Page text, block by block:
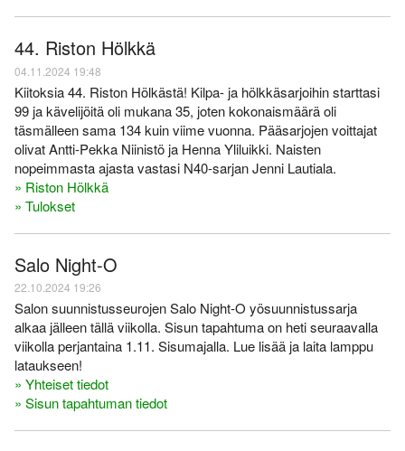
44. Riston Hölkkä
04.11.2024 19:48
Kiitoksia 44. Riston Hölkästä! Kilpa- ja hölkkäsarjoihin starttasi
99 ja kävelijöitä oli mukana 35, joten kokonaismäärä oli
täsmälleen sama 134 kuin viime vuonna. Pääsarjojen voittajat
olivat Antti-Pekka Niinistö ja Henna Yliluikki. Naisten
nopeimmasta ajasta vastasi N40-sarjan Jenni Lautiala.
» Riston Hölkkä
» Tulokset
Salo Night-O
22.10.2024 19:26
Salon suunnistusseurojen Salo Night-O yösuunnistussarja
alkaa jälleen tällä viikolla. Sisun tapahtuma on heti seuraavalla
viikolla perjantaina 1.11. Sisumajalla. Lue lisää ja laita lamppu
lataukseen!
» Yhteiset tiedot
» Sisun tapahtuman tiedot